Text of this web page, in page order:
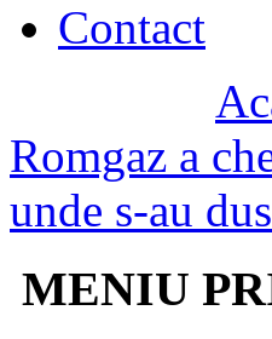
Contact
Romgaz a
unde s-au
MENIU